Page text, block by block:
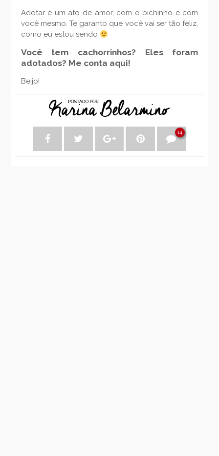
Adotar é um ato de amor, com o bichinho e com
você mesmo. Te garanto que você vai ser tão feliz,
como eu estou sendo
Você tem cachorrinhos? Eles foram
adotados? Me conta aqui!
Beijo!
14